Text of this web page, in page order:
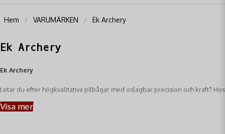
Hem VARUMÄRKEN Ek Archery
Ek Archery
Ek Archery
Letar du efter högkvalitativa pilbågar med oslagbar precision och kraft? Hos
varumärke känt för sin innovativa design och robusta konstruktion.
Visa mer